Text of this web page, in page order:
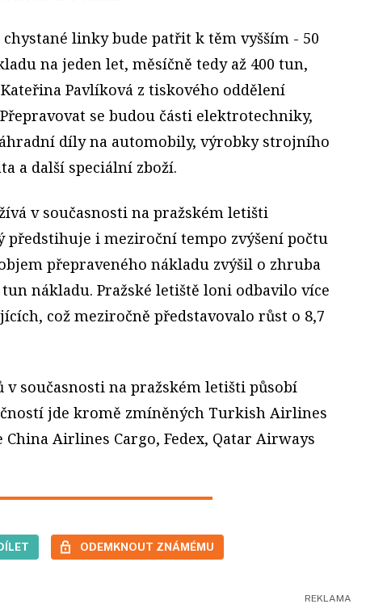
chystané linky bude patřit k těm vyšším - 50
na jeden let, měsíčně tedy až 400 tun,
Pavlíková z tiskového oddělení
se budou části elektrotechniky,
díly na automobily, výrobky strojního
a další speciální zboží.
v současnosti na pražském letišti
předstihuje i meziroční tempo zvýšení počtu
přepraveného nákladu zvýšil o zhruba
tun nákladu. Pražské letiště loni odbavilo více
což meziročně představovalo růst o 8,7
v současnosti na pražském letišti působí
jde kromě zmíněných Turkish Airlines
Airlines Cargo, Fedex, Qatar Airways
ODEMKNOUT ZNÁMÉMU